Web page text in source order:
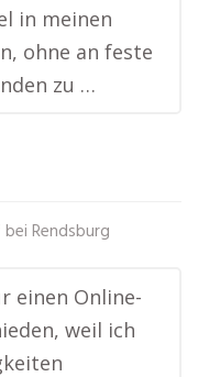
in meinen
ohne an feste
zu …
Rendsburg
einen Online-
weil ich